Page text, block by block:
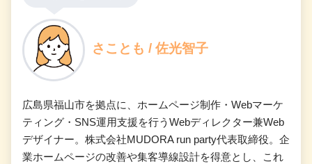
さことも / 佐光智子
広島県福山市を拠点に、ホームページ制作・Webマーケ
ティング・SNS運用支援を行うWebディレクター兼Web
デザイナー。株式会社MUDORA run party代表取締役。企
業ホームページの改善や集客導線設計を得意とし、これ